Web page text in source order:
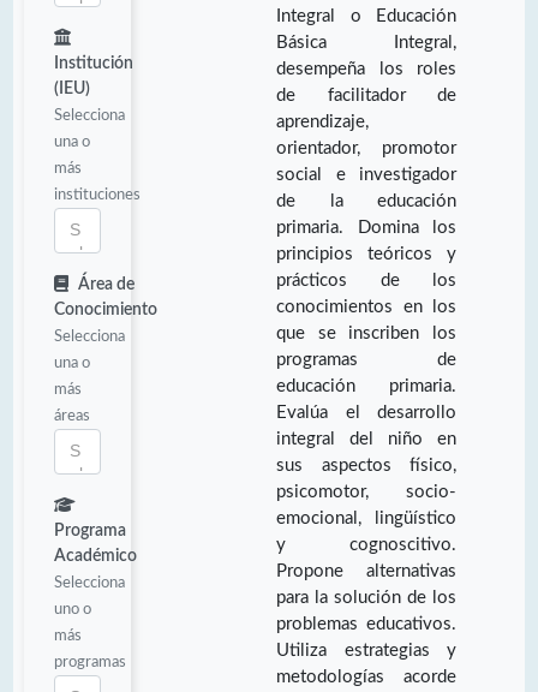
Institución
(IEU)
Selecciona
una o
más
instituciones
Área de
Conocimiento
Selecciona
una o
más
áreas
Programa
Académico
Selecciona
uno o
más
programas
Integral o Educación
Básica Integral,
desempeña los roles
de facilitador de
aprendizaje,
orientador, promotor
social e investigador
de la educación
primaria. Domina los
principios teóricos y
prácticos de los
conocimientos en los
que se inscriben los
programas de
educación primaria.
Evalúa el desarrollo
integral del niño en
sus aspectos físico,
psicomotor, socio-
emocional, lingüístico
y cognoscitivo.
Propone alternativas
para la solución de los
problemas educativos.
Utiliza estrategias y
metodologías acorde